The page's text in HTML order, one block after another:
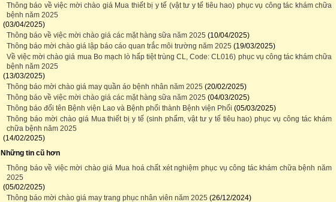
Thông báo về việc mời chào giá Mua thiết bị y tế (vật tư y tế tiêu hao) phục vụ công tác khám chữa
bệnh năm 2025
(03/04/2025)
Thông báo về việc mời chào giá các mặt hàng sữa năm 2025 (10/04/2025)
Thông báo mời chào giá lập báo cáo quan trắc môi trường năm 2025 (19/03/2025)
Về việc mời chào giá mua Bo mạch lò hấp tiệt trùng CL, Code: CL016) phục vụ công tác khám chữa
bệnh năm 2025
(13/03/2025)
Thông báo mời chào giá may quần áo bệnh nhân năm 2025 (20/02/2025)
Thông báo về việc mời chào giá các mặt hàng sữa năm 2025 (04/03/2025)
Thông báo đổi tên Bệnh viện Lao và Bệnh phổi thành Bệnh viện Phổi (05/03/2025)
Thông báo mời chào giá Mua thiết bị y tế (sinh phẩm, vật tư y tế tiêu hao) phục vụ công tác khám
chữa bệnh năm 2025
(14/02/2025)
Những tin cũ hơn
Thông báo về việc mời chào giá Mua hoá chất xét nghiệm phục vụ công tác khám chữa bệnh năm
2025
(05/02/2025)
Thông báo mời chào giá may trang phục nhân viên năm 2025 (26/12/2024)